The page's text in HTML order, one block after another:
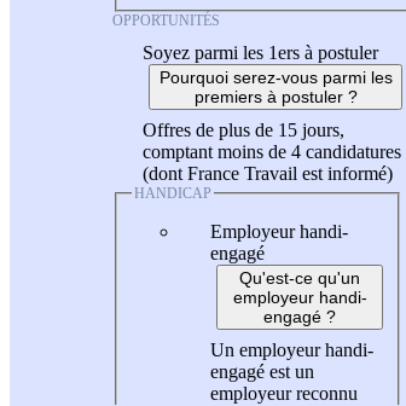
OPPORTUNITÉS
Soyez parmi les 1ers à postuler
Pourquoi serez-vous parmi les
premiers à postuler ?
Offres de plus de 15 jours,
comptant moins de 4 candidatures
(dont France Travail est informé)
HANDICAP
Employeur handi-
engagé
Qu'est-ce qu'un
employeur handi-
engagé ?
Un employeur handi-
engagé est un
employeur reconnu